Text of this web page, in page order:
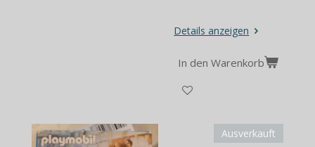
Details anzeigen
In den Warenkorb
Ausverkauft